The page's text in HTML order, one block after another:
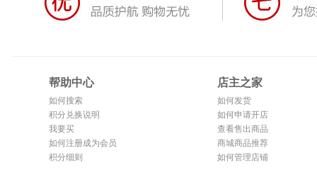
帮助中心
如何搜索
积分兑换说明
我要买
如何注册成为会员
积分细则
店主之家
如何发货
如何申请开店
查看售出商品
商城商品推荐
如何管理店铺